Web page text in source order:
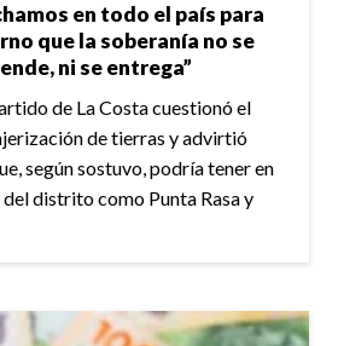
en todo el país para
que la soberanía no se
ni se entrega”
de La Costa cuestionó el
de tierras y advirtió
según sostuvo, podría tener en
distrito como Punta Rasa y